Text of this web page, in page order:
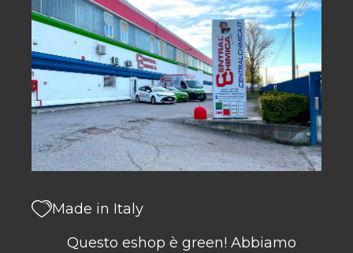
Made in Italy
Questo eshop è green! Abbiamo